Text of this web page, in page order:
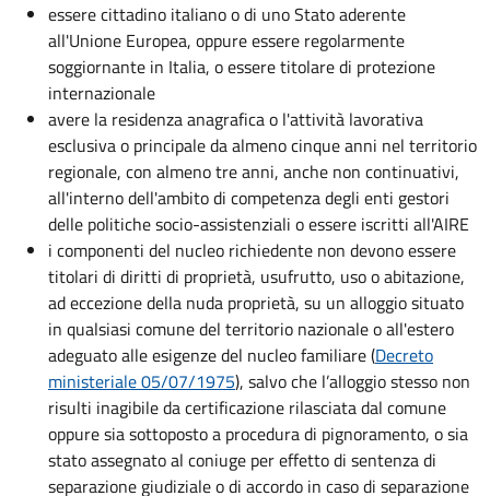
essere cittadino italiano o di uno Stato aderente
all'Unione Europea, oppure essere regolarmente
soggiornante in Italia, o essere titolare di protezione
internazionale
avere la residenza anagrafica o l'attività lavorativa
esclusiva o principale da almeno cinque anni nel territorio
regionale, con almeno tre anni, anche non continuativi,
all'interno dell'ambito di competenza degli enti gestori
delle politiche socio-assistenziali o essere iscritti all'AIRE
i componenti del nucleo richiedente non devono essere
titolari di diritti di proprietà, usufrutto, uso o abitazione,
ad eccezione della nuda proprietà, su un alloggio situato
in qualsiasi comune del territorio nazionale o all'estero
adeguato alle esigenze del nucleo familiare (Decreto
ministeriale 05/07/1975), salvo che l’alloggio stesso non
risulti inagibile da certificazione rilasciata dal comune
oppure sia sottoposto a procedura di pignoramento, o sia
stato assegnato al coniuge per effetto di sentenza di
separazione giudiziale o di accordo in caso di separazione